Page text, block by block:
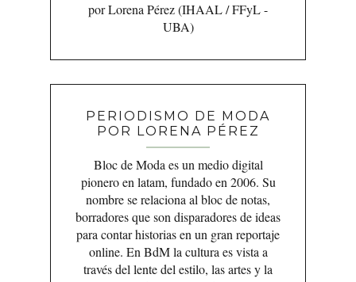
por Lorena Pérez (IHAAL / FFyL -
UBA)
PERIODISMO DE MODA
POR LORENA PÉREZ
Bloc de Moda es un medio digital
pionero en latam, fundado en 2006. Su
nombre se relaciona al bloc de notas,
borradores que son disparadores de ideas
para contar historias en un gran reportaje
online. En BdM la cultura es vista a
través del lente del estilo, las artes y la